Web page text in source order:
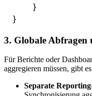
    }
3. Globale Abfragen
Für Berichte oder
aggregieren müssen, gibt
Separate